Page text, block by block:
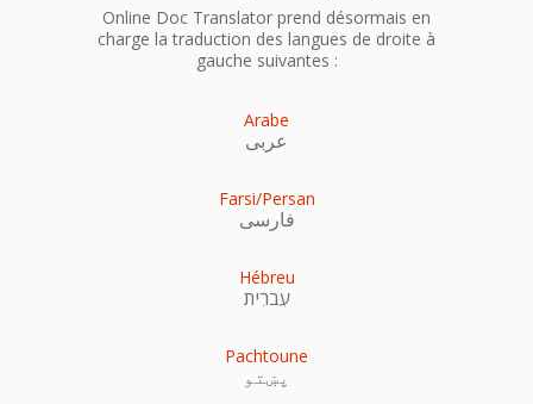
Online Doc Translator prend désormais en
charge la traduction des langues de droite à
gauche suivantes :
Arabe
عربى
Farsi/Persan
فارسی
Hébreu
עִברִית
Pachtoune
پښتو